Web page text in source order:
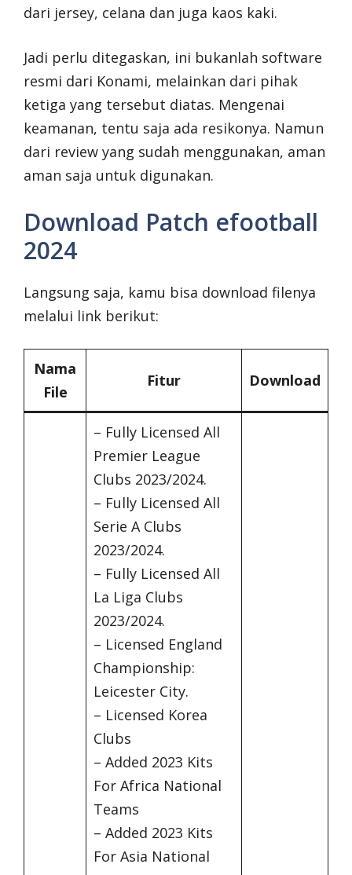
dari jersey, celana dan juga kaos kaki.
Jadi perlu ditegaskan, ini bukanlah software
resmi dari Konami, melainkan dari pihak
ketiga yang tersebut diatas. Mengenai
keamanan, tentu saja ada resikonya. Namun
dari review yang sudah menggunakan, aman
aman saja untuk digunakan.
Download Patch efootball
2024
Langsung saja, kamu bisa download filenya
melalui link berikut:
Nama
File
Fitur Download
– Fully Licensed All
Premier League
Clubs 2023/2024.
– Fully Licensed All
Serie A Clubs
2023/2024.
– Fully Licensed All
La Liga Clubs
2023/2024.
– Licensed England
Championship:
Leicester City.
– Licensed Korea
Clubs
– Added 2023 Kits
For Africa National
Teams
– Added 2023 Kits
For Asia National